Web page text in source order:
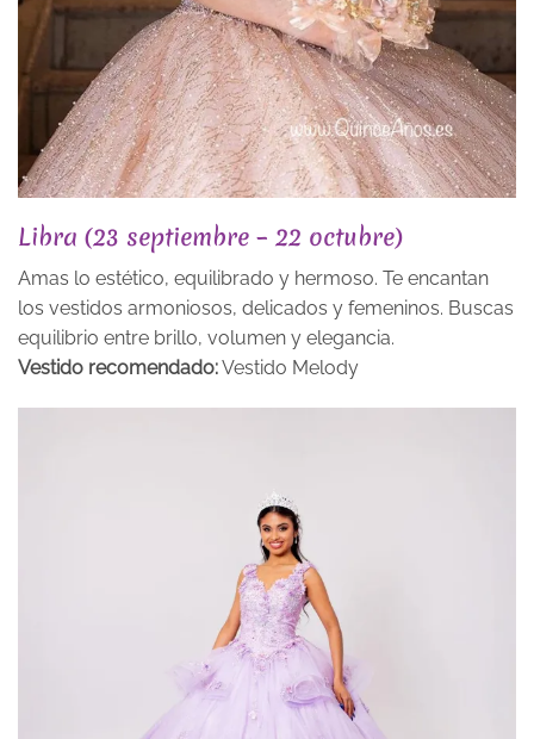
Libra (23 septiembre – 22 octubre)
Amas lo estético, equilibrado y hermoso. Te encantan
los vestidos armoniosos, delicados y femeninos. Buscas
equilibrio entre brillo, volumen y elegancia.
Vestido recomendado:Vestido Melody